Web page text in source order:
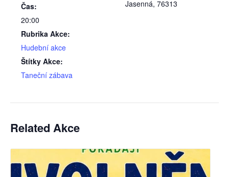
Čas:
20:00
Rubrika Akce:
Hudební akce
Štítky Akce:
Taneční zábava
Jasenná, 76313
Related Akce